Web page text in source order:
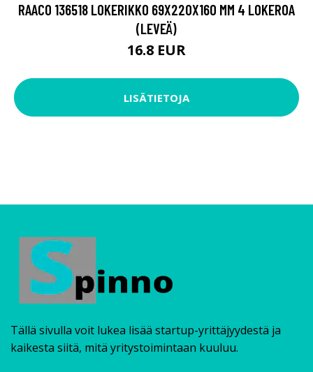
RAACO 136518 LOKERIKKO 69X220X160 MM 4 LOKEROA
(LEVEÄ)
16.8 EUR
LISÄTIETOJA
Tällä sivulla voit lukea lisää startup-yrittäjyydestä ja
kaikesta siitä, mitä yritystoimintaan kuuluu.